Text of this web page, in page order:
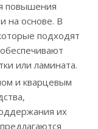
повышения
на основе. В
подходят
или ламината.
и кварцевым
их